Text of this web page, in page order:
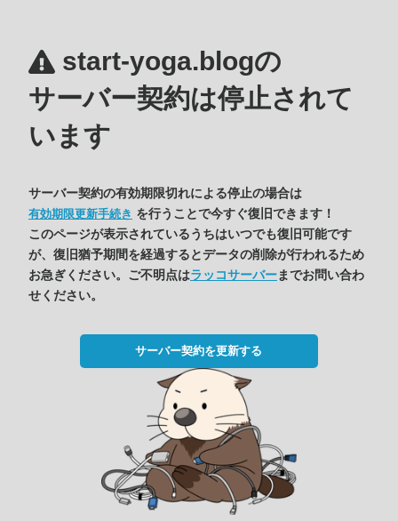
start-yoga.blogの
サーバー契約は停止されて
います
サーバー契約の有効期限切れによる停止の場合は
有効期限更新手続き を行うことで今すぐ復旧できます！
このページが表示されているうちはいつでも復旧可能です
が、復旧猶予期間を経過するとデータの削除が行われるため
お急ぎください。ご不明点はラッコサーバーまでお問い合わ
せください。
サーバー契約を更新する